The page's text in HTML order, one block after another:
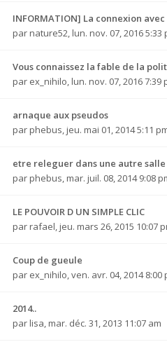
INFORMATION] La connexion
par nature52, lun. nov. 07, 2016 5:33
Vous connaissez la fable de la
par ex_nihilo, lun. nov. 07, 2016 7:39
arnaque aux pseudos
par phebus, jeu. mai 01, 2014 5:11
etre releguer dans une autre salle
par phebus, mar. juil. 08, 2014 9:08
LE POUVOIR D UN SIMPLE CLIC
par rafael, jeu. mars 26, 2015 10:07
Coup de gueule
par ex_nihilo,ven. avr. 04, 2014 8:00
2014..
par lisa, mar. déc. 31, 2013 11:07 am